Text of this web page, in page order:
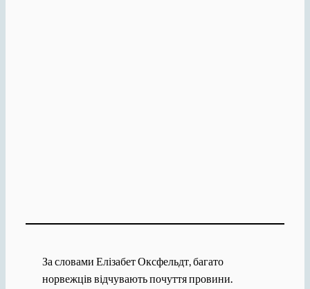
За словами Елізабет Оксфельдт, багато
норвежців відчувають почуття провини.